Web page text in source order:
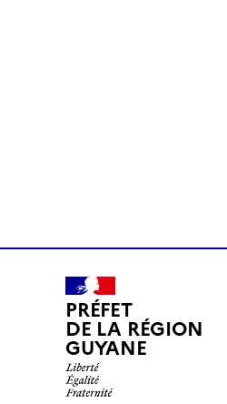
PRÉFET
DE LA RÉGION
GUYANE